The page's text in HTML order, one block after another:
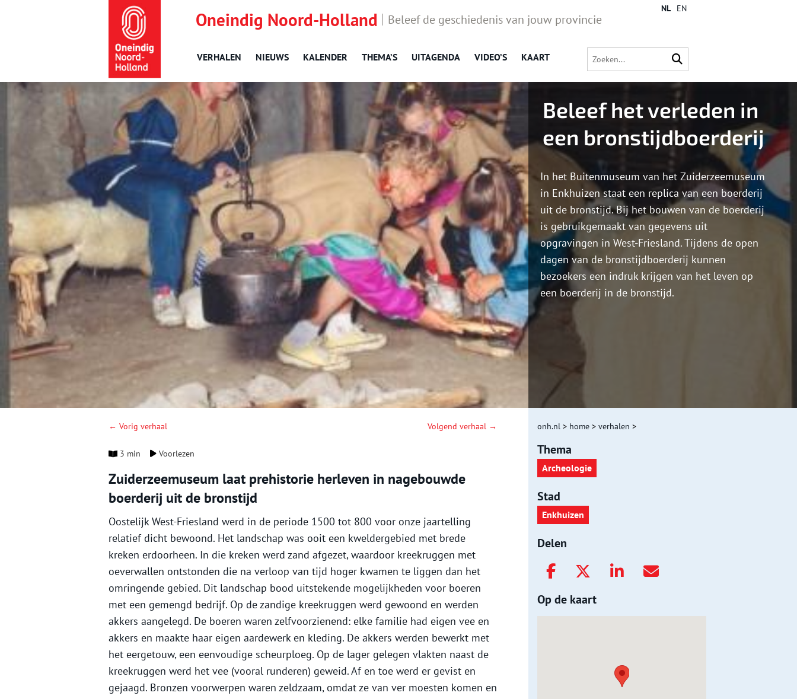
Oneindig Noord-Holland Beleef de geschiedenis van jouw provincie
VERHALEN NIEUWS KALENDER THEMA’S UITAGENDA VIDEO’S KAART
NL EN
Beleef het verleden in
een bronstijdboerderij
In het Buitenmuseum van het Zuiderzeemuseum
in Enkhuizen staat een replica van een boerderij
uit de bronstijd. Bij het bouwen van de boerderij
is gebruikgemaakt van gegevens uit
opgravingen in West-Friesland. Tijdens de open
dagen van de bronstijdboerderij kunnen
bezoekers een indruk krijgen van het leven op
een boerderij in de bronstijd.
← Vorig verhaal Volgend verhaal →
3 min Voorlezen
Zuiderzeemuseum laat prehistorie herleven in nagebouwde
boerderij uit de bronstijd
Oostelijk West-Friesland werd in de periode 1500 tot 800 voor onze jaartelling
relatief dicht bewoond. Het landschap was ooit een kweldergebied met brede
kreken erdoorheen. In die kreken werd zand afgezet, waardoor kreekruggen met
oeverwallen ontstonden die na verloop van tijd hoger kwamen te liggen dan het
omringende gebied. Dit landschap bood uitstekende mogelijkheden voor boeren
met een gemengd bedrijf. Op de zandige kreekruggen werd gewoond en werden
akkers aangelegd. De boeren waren zelfvoorzienend: elke familie had eigen vee en
akkers en maakte haar eigen aardewerk en kleding. De akkers werden bewerkt met
het eergetouw, een eenvoudige scheurploeg. Op de lager gelegen vlakten naast de
kreekruggen werd het vee (vooral runderen) geweid. Af en toe werd er gevist en
gejaagd. Bronzen voorwerpen waren zeldzaam, omdat ze van ver moesten komen en
onh.nl > home > verhalen >
Thema
Archeologie
Stad
Enkhuizen
Delen
Op de kaart